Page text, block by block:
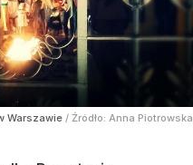
Warszawie / Źródło: Anna Piotrowska